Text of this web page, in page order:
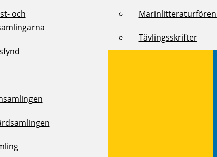
och
Tävlingsskrifter